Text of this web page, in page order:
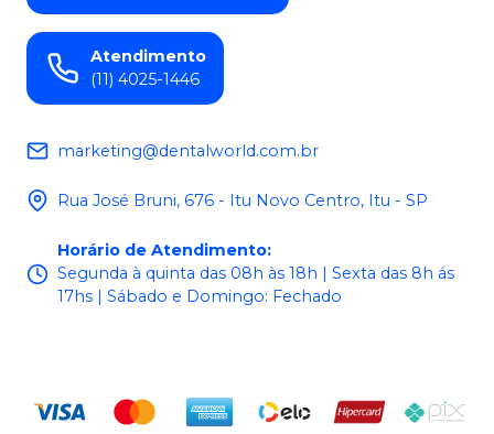
Atendimento
(11) 4025-1446
marketing@dentalworld.com.br
Rua José Bruni, 676 - Itu Novo Centro, Itu - SP
Horário de Atendimento:
Segunda à quinta das 08h às 18h | Sexta das 8h ás
17hs | Sábado e Domingo: Fechado